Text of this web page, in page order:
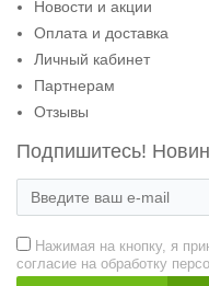
Новости и акции
Оплата и доставка
Личный кабинет
Партнерам
Отзывы
Подпишитесь!
Нажимая на кнопку, я
согласие на обработку